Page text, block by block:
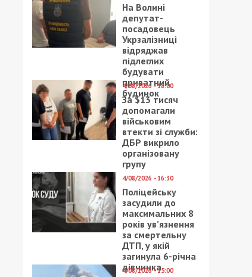
На Волині
депутат-
посадовець
Укрзалізниці
відряджав
підлеглих
будувати
приватний
будинок
4/08/2026 - 18:00
За $13 тисяч
допомагали
військовим
втекти зі служби:
ДБР викрило
організовану
групу
4/08/2026 - 16:30
Поліцейську
засудили до
максимальних 8
років ув’язнення
за смертельну
ДТП, у якій
загинула 6-річна
дівчинка
4/08/2026 - 15:00